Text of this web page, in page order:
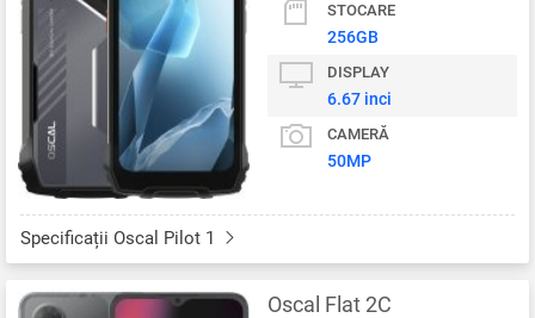
STOCARE
256GB
DISPLAY
6.67 inci
CAMERĂ
50MP
Specificații Oscal Pilot 1
Oscal Flat 2C